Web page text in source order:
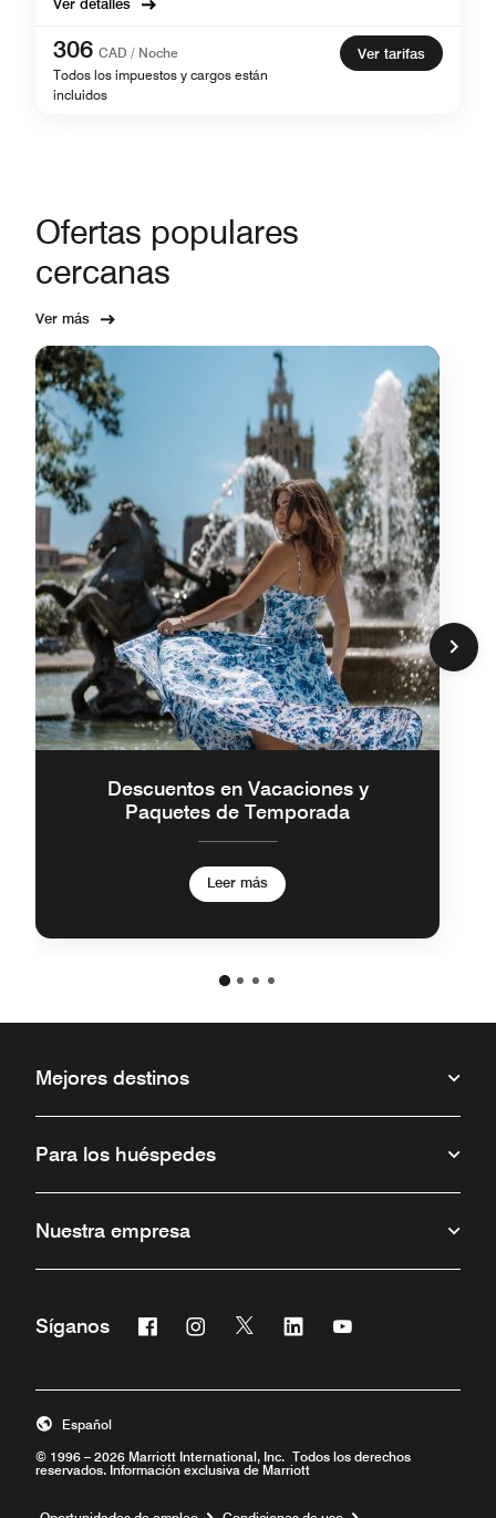
306 CAD / Noche
Todos los impuestos y cargos están
incluidos
Ver tarifas
Ofertas populares
cercanas
Ver más
Descuentos en Vacaciones y
Paquetes de Temporada
Leer más
Mejores destinos
Para los huéspedes
Nuestra empresa
Síganos Facebook
Abre una ventana nueva
Instagram
Abre una ventana nueva
Twitter
Abre una ventana nueva
Linkedin
Abre una ventana nueva
Abre una ventana
© 1996 – 2026 Marriott International, Inc. Todos los derechos
reservados. Información exclusiva de Marriott
Español